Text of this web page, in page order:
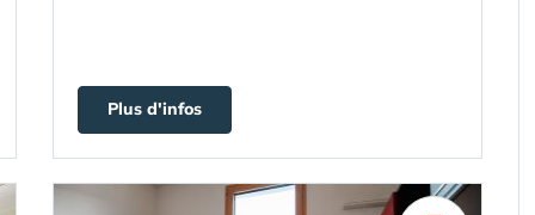
Plus d'infos